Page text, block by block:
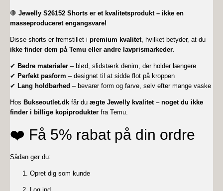
🛑 Jewelly S26152 Shorts er et kvalitetsprodukt – ikke en
masseproduceret engangsvare!
Disse shorts er fremstillet i premium kvalitet, hvilket betyder, at du
ikke finder dem på Temu eller andre lavprismarkeder.
✔ Bedre materialer – blød, slidstærk denim, der holder længere
✔ Perfekt pasform – designet til at sidde flot på kroppen
✔ Lang holdbarhed – bevarer form og farve, selv efter mange vaske
Hos Bukseoutlet.dk får du ægte Jewelly kvalitet– noget du ikke
finder i billige kopiprodukter fra Temu.
❤️ Få 5% rabat på din ordre
Sådan gør du:
Opret dig som kunde